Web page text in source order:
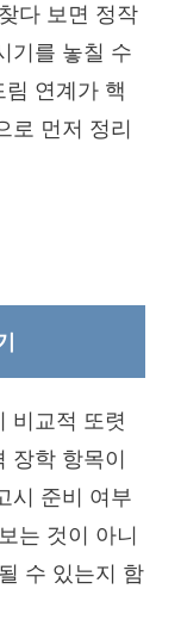
다 보면 정작
기를 놓칠 수
연계가 핵
로 먼저 정리
비교적 또렷
장학 항목이
시 준비 여부
는 것이 아니
수 있는지 함